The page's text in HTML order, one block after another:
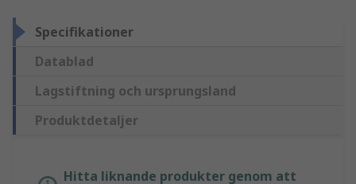
Specifikationer
Datablad
Lagstiftning och ursprungsland
Produktdetaljer
Hitta liknande produkter genom att